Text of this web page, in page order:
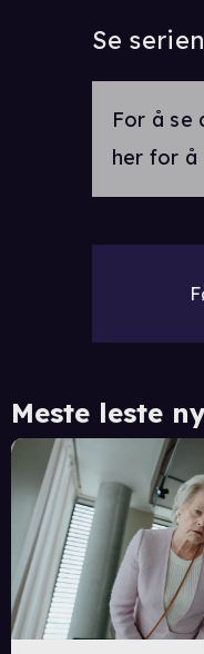
Se
For å
her for å
Meste leste